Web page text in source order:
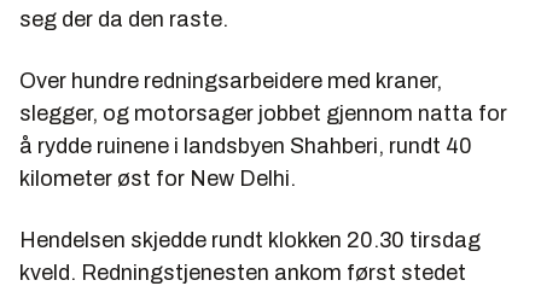
seg der da den raste.
Over hundre redningsarbeidere med kraner,
slegger, og motorsager jobbet gjennom natta for
å rydde ruinene i landsbyen Shahberi, rundt 40
kilometer øst for New Delhi.
Hendelsen skjedde rundt klokken 20.30 tirsdag
kveld. Redningstjenesten ankom først stedet